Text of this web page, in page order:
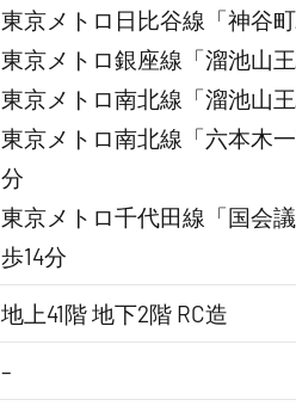
東京メトロ日比谷線「神谷
東京メトロ銀座線「溜池山
東京メトロ南北線「溜池山
東京メトロ南北線「六本木
分
東京メトロ千代田線「国会
歩14分
地上41階 地下2階 RC造
–